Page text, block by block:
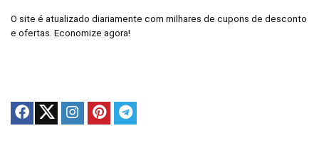
O site é atualizado diariamente com milhares de cupons de desconto
e ofertas. Economize agora!